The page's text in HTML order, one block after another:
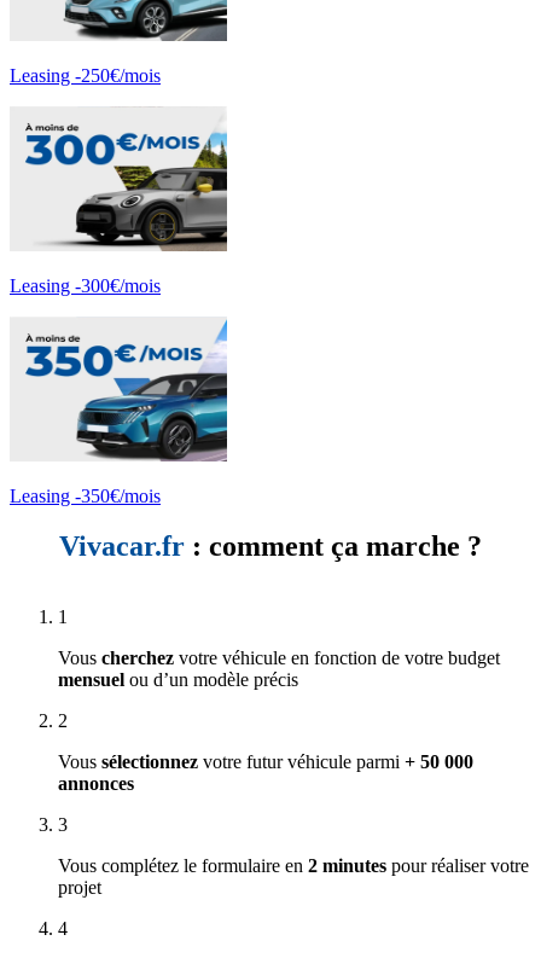
Leasing -250€/mois
Leasing -300€/mois
Leasing -350€/mois
Vivacar.fr : comment ça marche ?
1
Vous cherchez votre véhicule en fonction de votre budget
mensuel ou d’un modèle précis
2
Vous sélectionnez votre futur véhicule parmi + 50 000
annonces
3
Vous complétez le formulaire en 2 minutes pour réaliser votre
projet
4